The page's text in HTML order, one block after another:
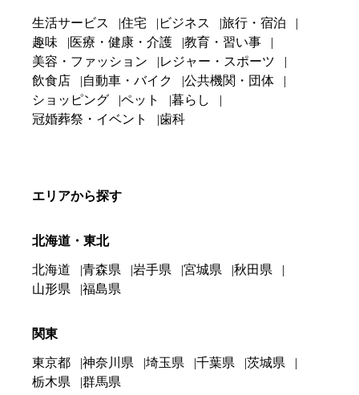
生活サービス 住宅 ビジネス
旅行・宿泊
趣味
医療・健康・介護
教育・習い事
美容・ファッション
レジャー・スポーツ
飲食店
自動車・バイク
公共機関・団体
ショッピング
ペット
暮らし
冠婚葬祭・イベント
歯科
エリアから探す
北海道・東北
北海道 青森県 岩手県 宮城県
秋田県
山形県
福島県
関東
東京都 神奈川県 埼玉県 千葉県
茨城県
栃木県
群馬県